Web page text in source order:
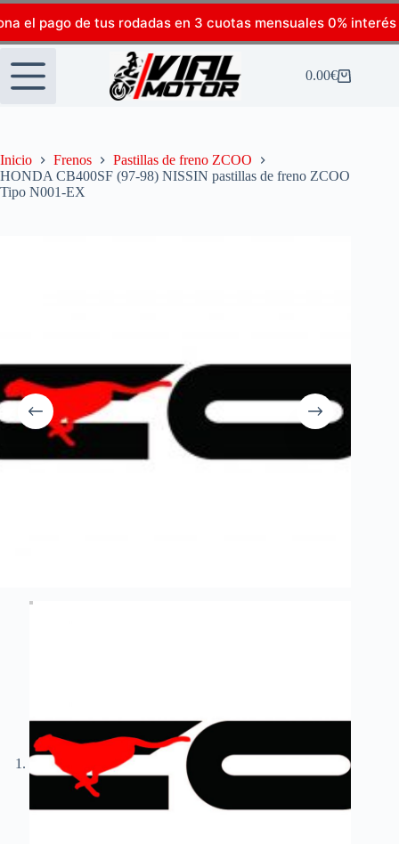
el pago de tus rodadas en 3 cuotas mensuales 0% interés
0.00€
Inicio Frenos
Pastillas de freno ZCOO
HONDA CB400SF (97-98) NISSIN pastillas de freno ZCOO
Tipo N001-EX